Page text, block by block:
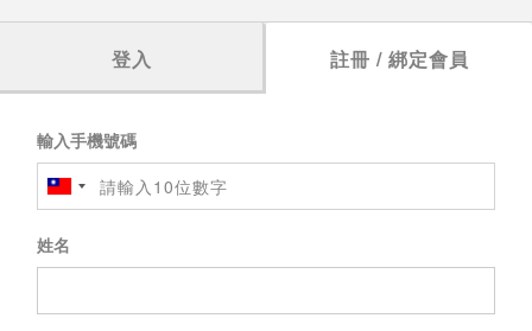
登入 註冊 / 綁定會員
輸入手機號碼
姓名